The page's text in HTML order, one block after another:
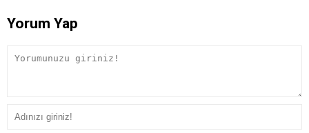
Yorum Yap